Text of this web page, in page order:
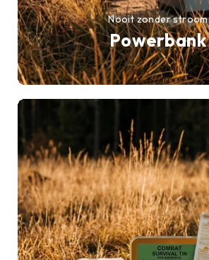
Powerbank
Nooit zonder stroom